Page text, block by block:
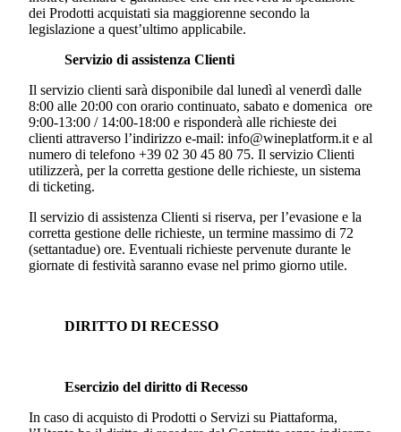
dei Prodotti acquistati sia maggiorenne secondo la
legislazione a quest’ultimo applicabile.
Servizio di assistenza Clienti
Il servizio clienti sarà disponibile dal lunedì al venerdì dalle
8:00 alle 20:00 con orario continuato, sabato e domenica ore
9:00-13:00 / 14:00-18:00 e risponderà alle richieste dei
clienti attraverso l’indirizzo e-mail: info@wineplatform.it e al
numero di telefono +39 02 30 45 80 75. Il servizio Clienti
utilizzerà, per la corretta gestione delle richieste, un sistema
di ticketing.
Il servizio di assistenza Clienti si riserva, per l’evasione e la
corretta gestione delle richieste, un termine massimo di 72
(settantadue) ore. Eventuali richieste pervenute durante le
giornate di festività saranno evase nel primo giorno utile.
DIRITTO DI RECESSO
Esercizio del diritto di Recesso
In caso di acquisto di Prodotti o Servizi su Piattaforma,